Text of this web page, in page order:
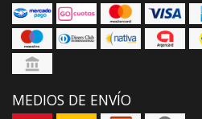
MEDIOS DE ENVÍO